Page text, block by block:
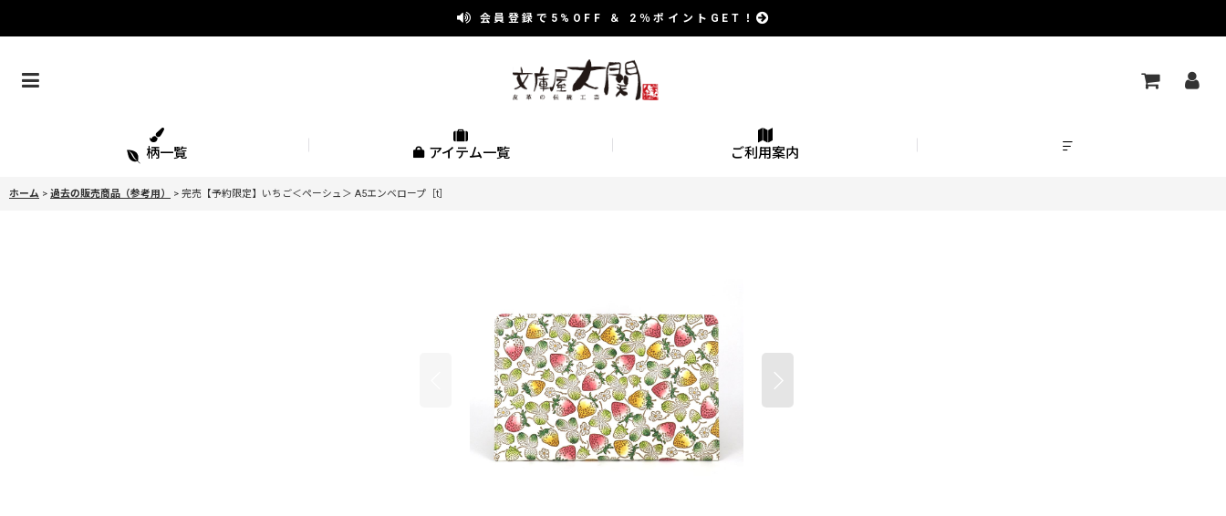
会員登録で 5%OFF ＆ 2％ポイントGET！
柄一覧 アイテム一覧 ご利用案内
ホーム > 過去の販売商品（参考用） > 完売【予約限定】いちご＜ペーシュ＞ A5エンベロープ［t］